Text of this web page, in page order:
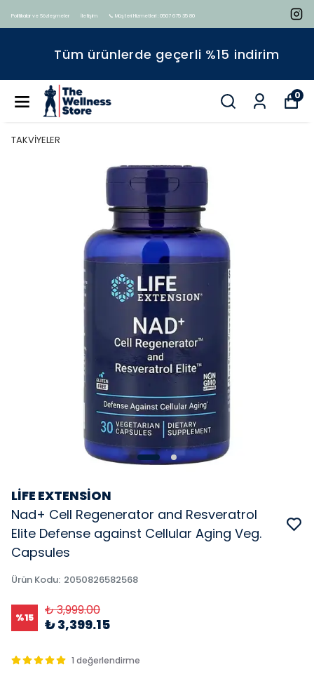
Politikalar ve Sözleşmeler İletişim 📞 Müşteri Hizmetleri : 0507 675 35 80
Tüm ürünlerde geçerli %15 indirim
0
TAKVİYELER
LİFE EXTENSİON
Nad+ Cell Regenerator and Resveratrol
Elite Defense against Cellular Aging Veg.
Capsules
Ürün Kodu: 2050826582568
%15 ₺ 3,999.00
₺ 3,399.15
1 değerlendirme